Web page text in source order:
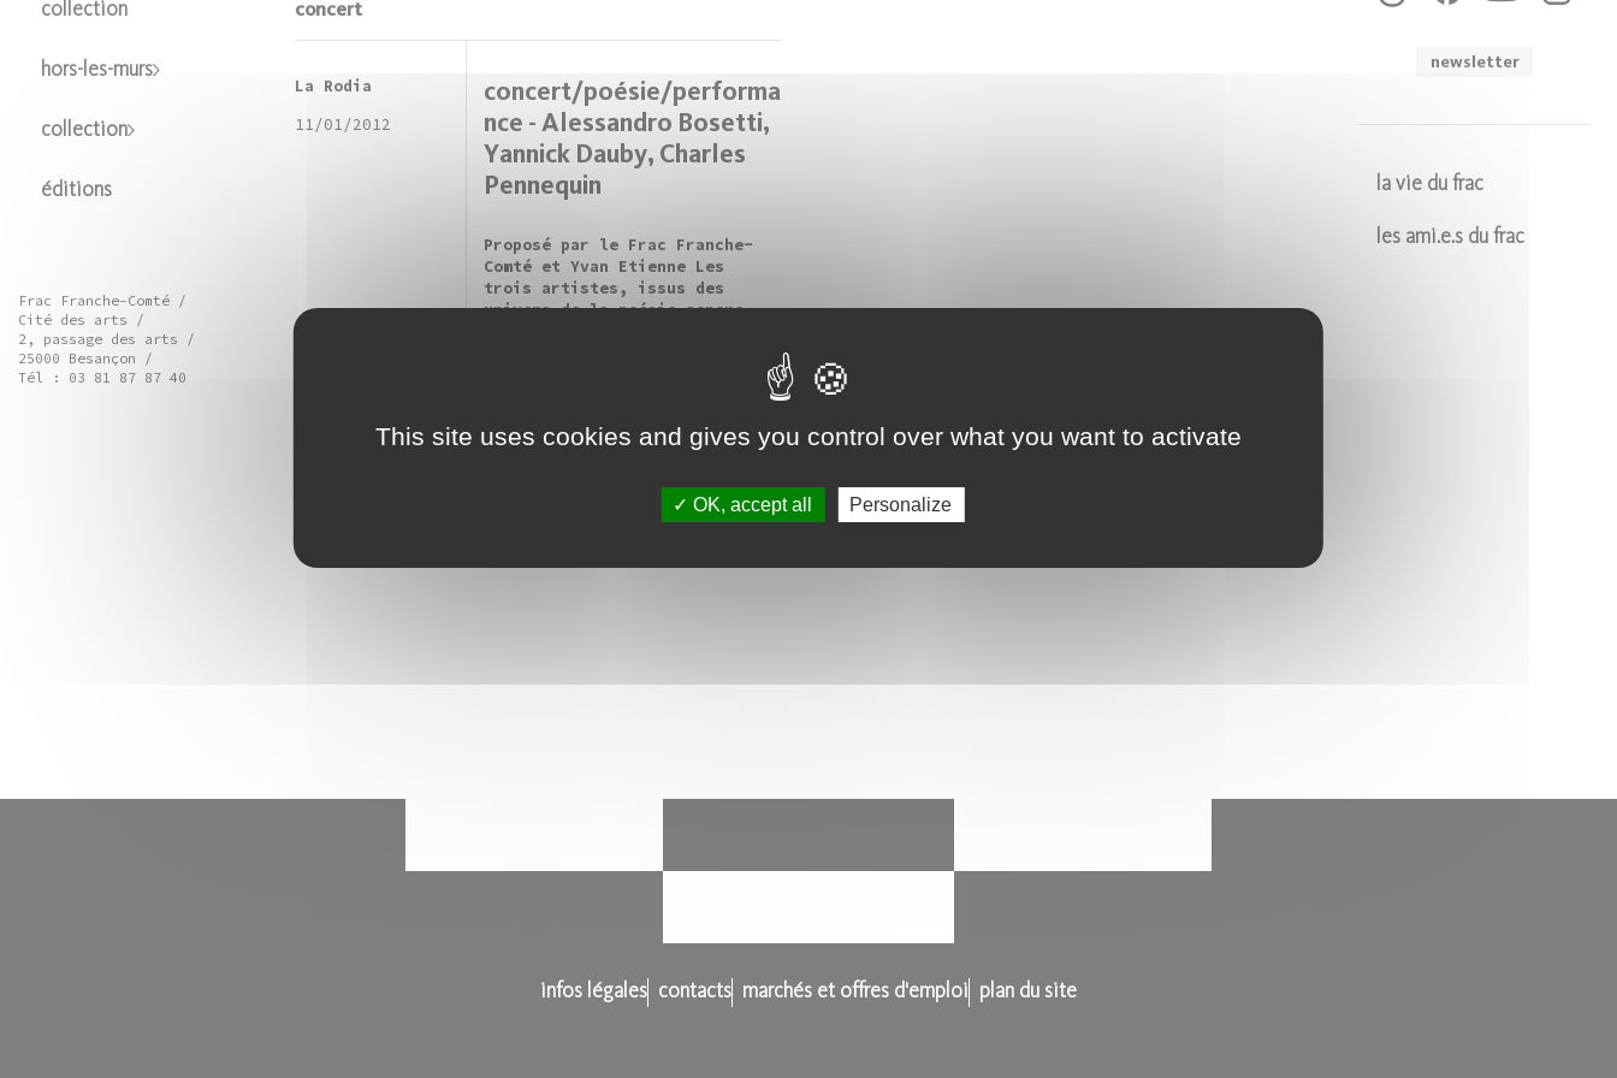
collection
hors-les-murs
collection
éditions
Frac Franche-Comté /
Cité des arts /
2, passage des arts /
25000 Besançon /
Tél : 03 81 87 87 40
newsletter
la vie du frac
les ami.e.s du frac
concert
concert/poésie/performa
nce - Alessandro Bosetti,
Yannick Dauby, Charles
Pennequin
Proposé par le Frac Franche-
Comté et Yvan Etienne Les
trois artistes, issus des
univers de la poésie sonore,
La Rodia
11/01/2012
« premier ‹ précédent 1 2 3
infos légales contacts marchés et offres d'emploi plan du site
This site uses cookies and gives you control over what you want to activate
OK, accept all Personalize